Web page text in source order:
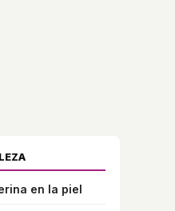
en la piel